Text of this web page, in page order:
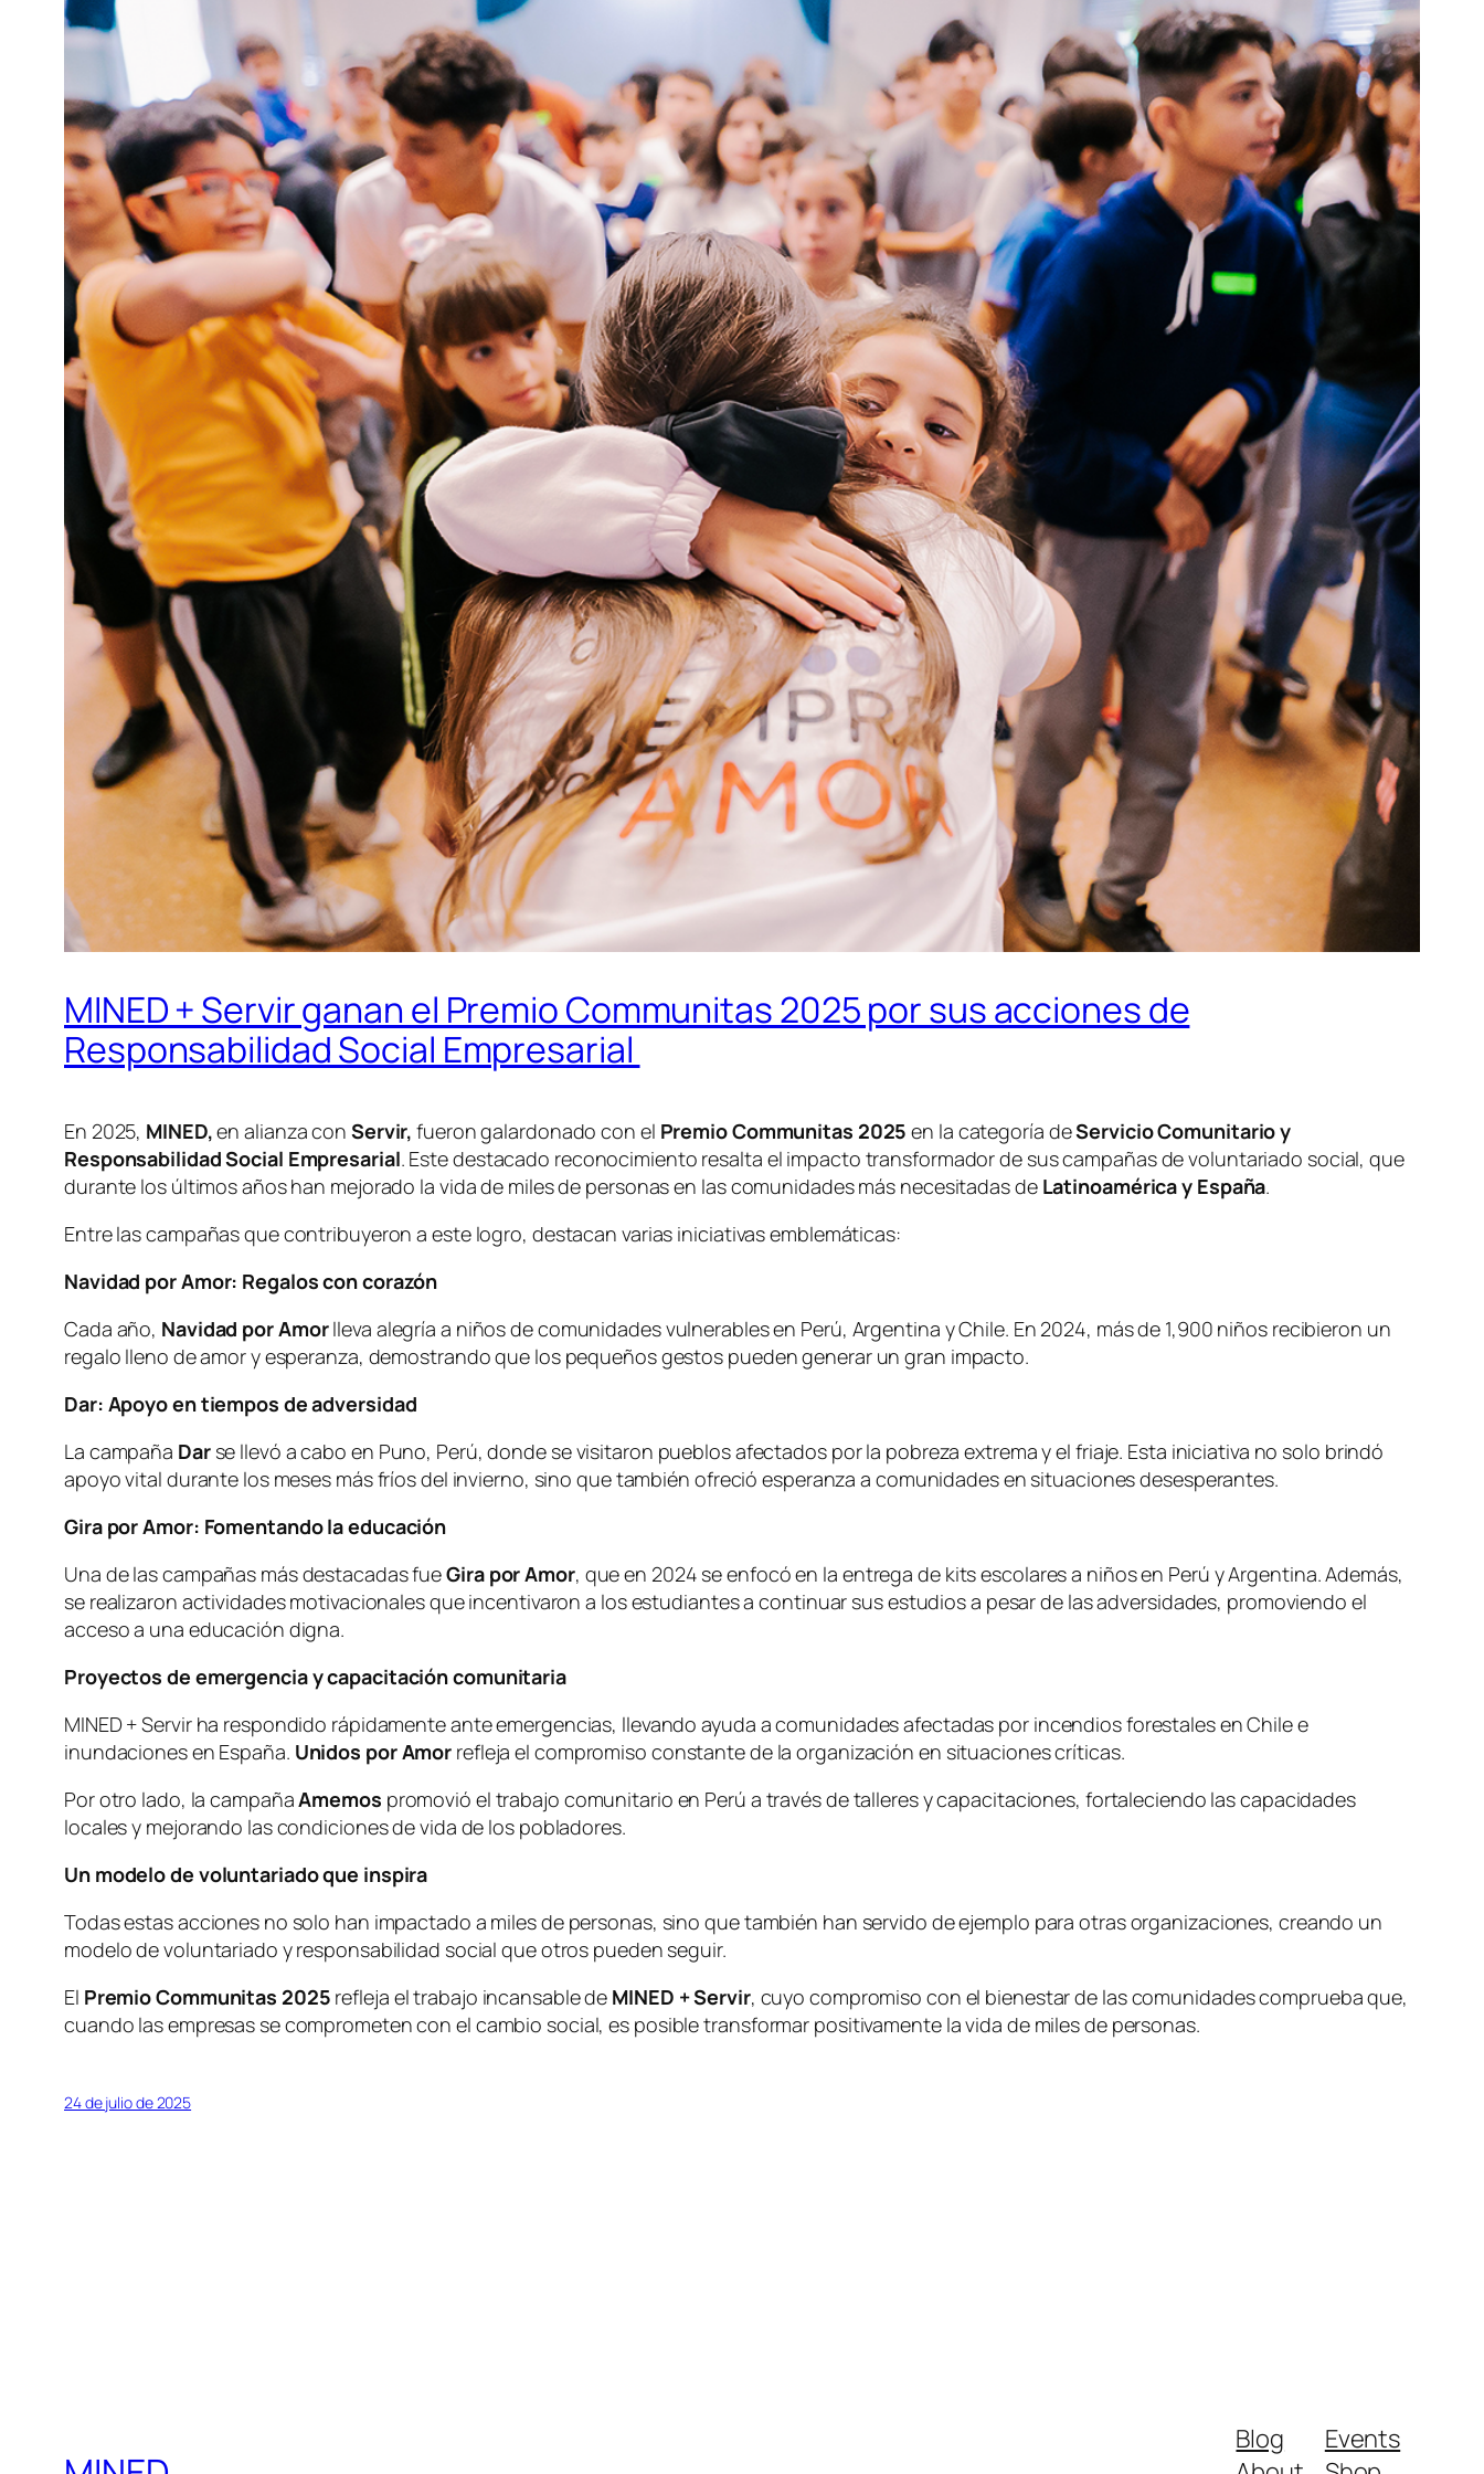
MINED + Servir ganan el Premio Communitas 2025 por sus acciones de
Responsabilidad Social Empresarial
En 2025, MINED,en alianza con Servir, fueron galardonado con el Premio Communitas 2025 en la categoría deServicio Comunitario y
Responsabilidad Social Empresarial. Este destacado reconocimiento resalta el impacto transformador de sus campañas de voluntariado social, que
durante los últimos años han mejorado la vida de miles de personas en las comunidades más necesitadas de Latinoamérica y España.
Entre las campañas que contribuyeron a este logro, destacan varias iniciativas emblemáticas:
Navidad por Amor: Regalos con corazón
Cada año, Navidad por Amorlleva alegría a niños de comunidades vulnerables en Perú, Argentina y Chile. En 2024, más de 1,900 niños recibieron un
regalo lleno de amor y esperanza, demostrando que los pequeños gestos pueden generar un gran impacto.
Dar: Apoyo en tiempos de adversidad
La campaña Darse llevó a cabo en Puno, Perú, donde se visitaron pueblos afectados por la pobreza extrema y el friaje. Esta iniciativa no solo brindó
apoyo vital durante los meses más fríos del invierno, sino que también ofreció esperanza a comunidades en situaciones desesperantes.
Gira por Amor: Fomentando la educación
Una de las campañas más destacadas fueGira por Amor, que en 2024 se enfocó en la entrega de kits escolares a niños en Perú y Argentina. Además,
se realizaron actividades motivacionales que incentivaron a los estudiantes a continuar sus estudios a pesar de las adversidades, promoviendo el
acceso a una educación digna.
Proyectos de emergencia y capacitación comunitaria
MINED + Servir ha respondido rápidamente ante emergencias, llevando ayuda a comunidades afectadas por incendios forestales en Chile e
inundaciones en España. Unidos por Amor refleja el compromiso constante de la organización en situaciones críticas.
Por otro lado, la campañaAmemos promovió el trabajo comunitario en Perú a través de talleres y capacitaciones, fortaleciendo las capacidades
locales y mejorando las condiciones de vida de los pobladores.
Un modelo de voluntariado que inspira
Todas estas acciones no solo han impactado a miles de personas, sino que también han servido de ejemplo para otras organizaciones, creando un
modelo de voluntariado y responsabilidad social que otros pueden seguir.
El Premio Communitas 2025 refleja el trabajo incansable de MINED + Servir, cuyo compromiso con el bienestar de las comunidades comprueba que,
cuando las empresas se comprometen con el cambio social, es posible transformar positivamente la vida de miles de personas.
24 de julio de 2025
Blog
Events